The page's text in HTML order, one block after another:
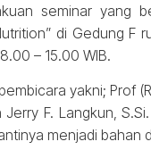
seminar yang
di Gedung F
– 15.00 WIB.
yakni; Prof
Jerry F. Langkun,
menjadi bahan